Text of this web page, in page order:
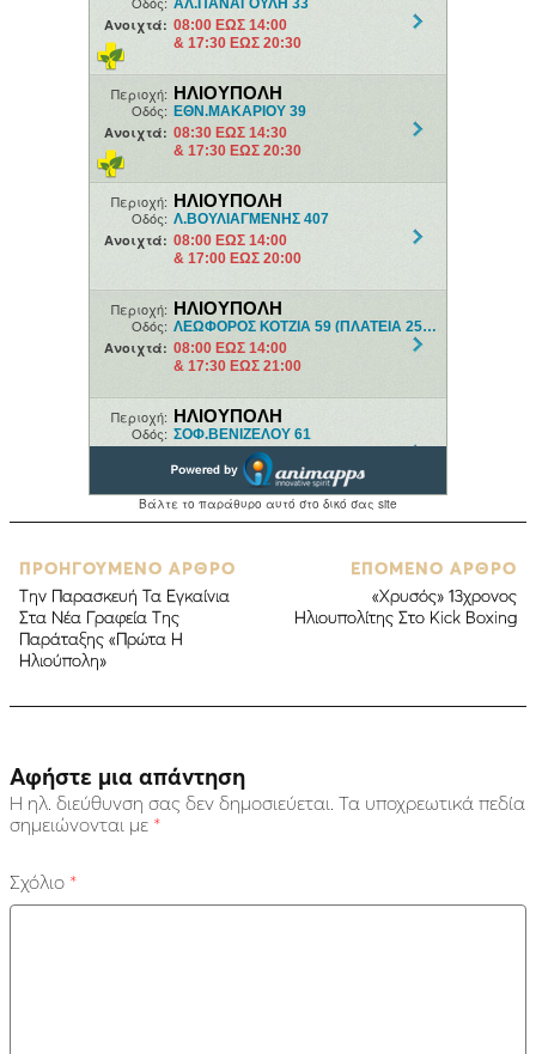
ΠΡΟΗΓΟΥΜΕΝΟ ΑΡΘΡΟ
Την Παρασκευή Τα Εγκαίνια
Στα Νέα Γραφεία Της
Παράταξης «Πρώτα Η
Ηλιούπολη»
ΕΠΟΜΕΝΟ ΑΡΘΡΟ
«Χρυσός» 13χρονος
Ηλιουπολίτης Στο Kick Boxing
Αφήστε μια απάντηση
Η ηλ. διεύθυνση σας δεν δημοσιεύεται. Τα υποχρεωτικά πεδία
σημειώνονται με *
Σχόλιο *